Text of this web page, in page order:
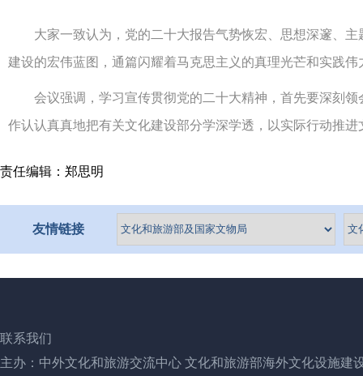
大家一致认为，党的二十大报告气势恢宏、思想深邃、主
建设的宏伟蓝图，通篇闪耀着马克思主义的真理光芒和实践伟
会议强调，学习宣传贯彻党的二十大精神，首先要深刻领
作认认真真地把有关文化建设部分学深学透，以实际行动推
责任编辑：郑思明
友情链接
联系我们
主办：中外文化和旅游交流中心 文化和旅游部海外文化设施建